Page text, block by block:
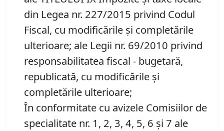
din Legea nr. 227/2015 privind Codul
Fiscal, cu modificările și completările
ulterioare; ale Legii nr. 69/2010 privind
responsabilitatea fiscal - bugetară,
republicată, cu modificările și
completările ulterioare;
În conformitate cu avizele Comisiilor de
specialitate nr. 1, 2, 3, 4, 5, 6 și 7 ale